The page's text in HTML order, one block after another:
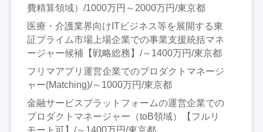
費精算領域）/1000万円～2000万円/東京都
医療・介護業界向けITビジネス等を展開する東
証プライム市場上場企業での事業支援統括マネ
ージャー候補【戦略総務】/～1400万円/東京都
フリマアプリ運営企業でのプロダクトマネージ
ャー(Matching)/～1000万円/東京都
金融サービスプラットフォームの運営企業での
プロダクトマネージャー（toB領域）【フルリ
モート可】/～1400万円/東京都